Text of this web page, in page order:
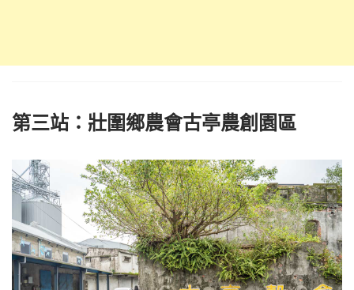
第三站：壯圍鄉農會古亭農創園區